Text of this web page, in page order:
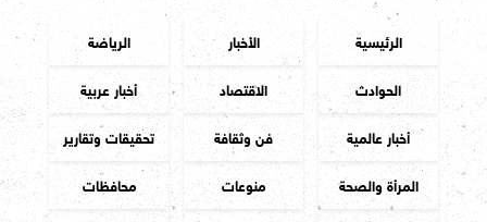
الرئيسية الأخبار
الرياضة
الحوادث
الاقتصاد
أخبار عربية
أخبار عالمية
فن وثقافة
تحقيقات وتقارير
المرأة والصحة
منوعات
محافظات